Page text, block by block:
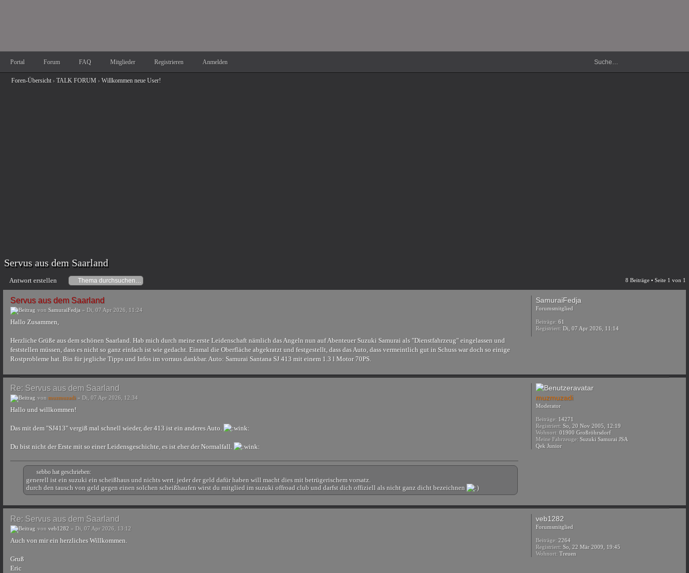
Portal Forum FAQ Mitglieder Registrieren Anmelden
Foren-Übersicht › TALK FORUM › Willkommen neue User!
Servus aus dem Saarland
Antwort erstellen 8 Beiträge • Seite 1 von 1
Servus aus dem Saarland
von SamuraiFedja » Di, 07 Apr 2026, 11:24
Hallo Zusammen,
Herzliche Grüße aus dem schönen Saarland. Hab mich durch meine erste Leidenschaft nämlich das Angeln nun auf Abenteuer Suzuki Samurai als "Dienstfahrzeug" eingelassen und
feststellen müssen, dass es nicht so ganz einfach ist wie gedacht. Einmal die Oberfläche abgekratzt und festgestellt, dass das Auto, dass vermeintlich gut in Schuss war doch so einige
Rostprobleme hat. Bin für jegliche Tipps und Infos im vorraus dankbar. Auto: Samurai Santana SJ 413 mit einem 1.3 l Motor 70PS.
SamuraiFedja
Forumsmitglied
Beiträge: 61
Registriert: Di, 07 Apr 2026, 11:14
Re: Servus aus dem Saarland
von muzmuzadi » Di, 07 Apr 2026, 12:34
Hallo und willkommen!
Das mit dem "SJ413" vergiß mal schnell wieder, der 413 ist ein anderes Auto.
Du bist nicht der Erste mit so einer Leidensgeschichte, es ist eher der Normalfall.
sebbo hat geschrieben:
generell ist ein suzuki ein scheißhaus und nichts wert. jeder der geld dafür haben will macht dies mit betrügerischem vorsatz.
durch den tausch von geld gegen einen solchen scheißhaufen wirst du mitglied im suzuki offroad club und darfst dich offiziell als nicht ganz dicht bezeichnen
muzmuzadi
Moderator
Beiträge: 14271
Registriert: So, 20 Nov 2005, 12:19
Wohnort: 01900 Großröhrsdorf
Meine Fahrzeuge: Suzuki Samurai JSA
Qek Junior
Re: Servus aus dem Saarland
von veb1282 » Di, 07 Apr 2026, 13:12
Auch von mir ein herzliches Willkommen.
Gruß
Eric
veb1282
Forumsmitglied
Beiträge: 2264
Registriert: So, 22 Mär 2009, 19:45
Wohnort: Treuen